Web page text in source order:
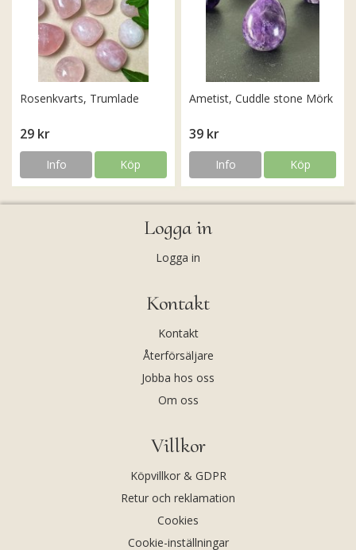
Rosenkvarts, Trumlade
29 kr
Info Köp
Ametist, Cuddle stone Mörk
39 kr
Info Köp
Logga in
Logga in
Kontakt
Kontakt
Återförsäljare
Jobba hos oss
Om oss
Villkor
Köpvillkor & GDPR
Retur och reklamation
Cookies
Cookie-inställningar